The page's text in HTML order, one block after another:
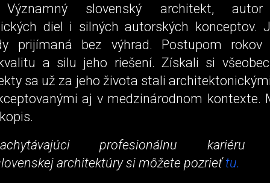
slovenský architekt, autor
diel i silných autorských konceptov.
prijímaná bez výhrad. Postupom
a silu jeho riešení. Získali si
sa už za jeho života stali
aj v medzinárodnom kontexte.
profesionálnu kariéru
architektúry si môžete pozrieťtu.